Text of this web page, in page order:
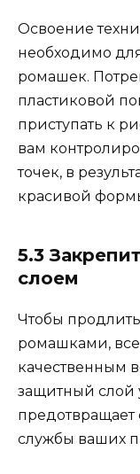
Освоение
необходимо
ромашек.
пластиковой
приступать к
вам
точек, в
красивой
5.3
слоем
Чтобы
ромашками,
качественным
защитный слой
предотвращает
службы ваших